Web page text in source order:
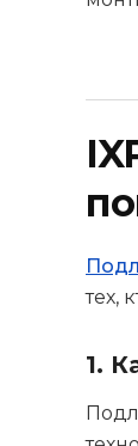
тех,
1.